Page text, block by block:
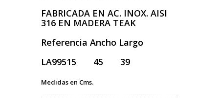
FABRICADA EN AC. INOX. AISI
316 EN MADERA TEAK
Referencia Ancho Largo
LA99515 45 39
Medidas en Cms.